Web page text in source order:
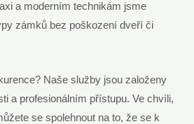
a moderním technikám jsme
zámků bez poškození dveří či
Naše služby jsou založeny
a profesionálním přístupu. Ve chvíli,
se spolehnout na to, že se k